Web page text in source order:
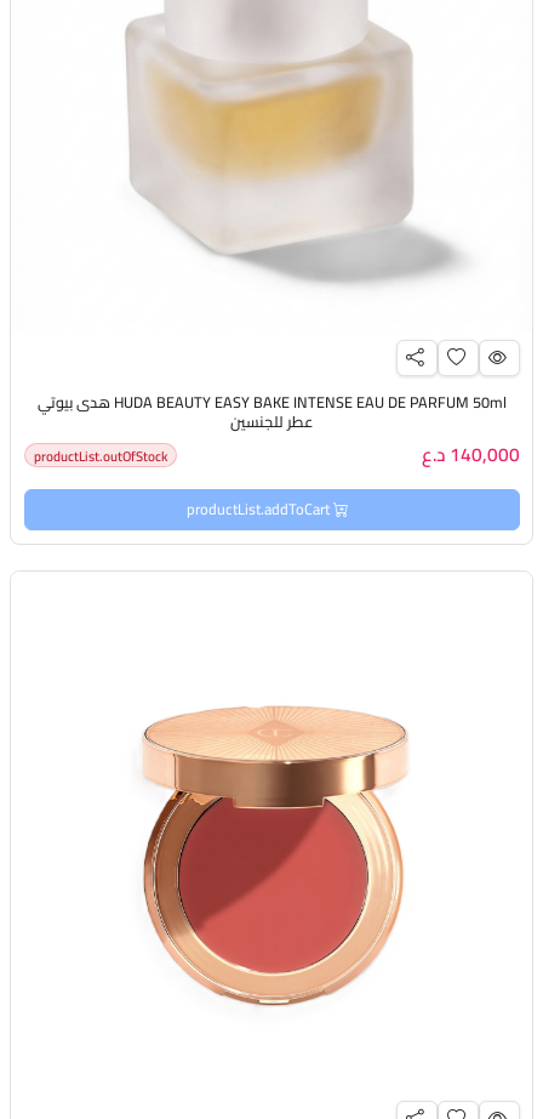
HUDA BEAUTY EASY BAKE INTENSE EAU DE PARFUM 50ml هدى بيوتي
عطر للجنسين
140,000 د.ع productList.outOfStock
productList.addToCart